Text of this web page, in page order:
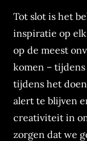
Tot slot is het
inspiratie op
op de meest
komen –
tijdens het
alert te blijven
creativiteit in
zorgen dat we